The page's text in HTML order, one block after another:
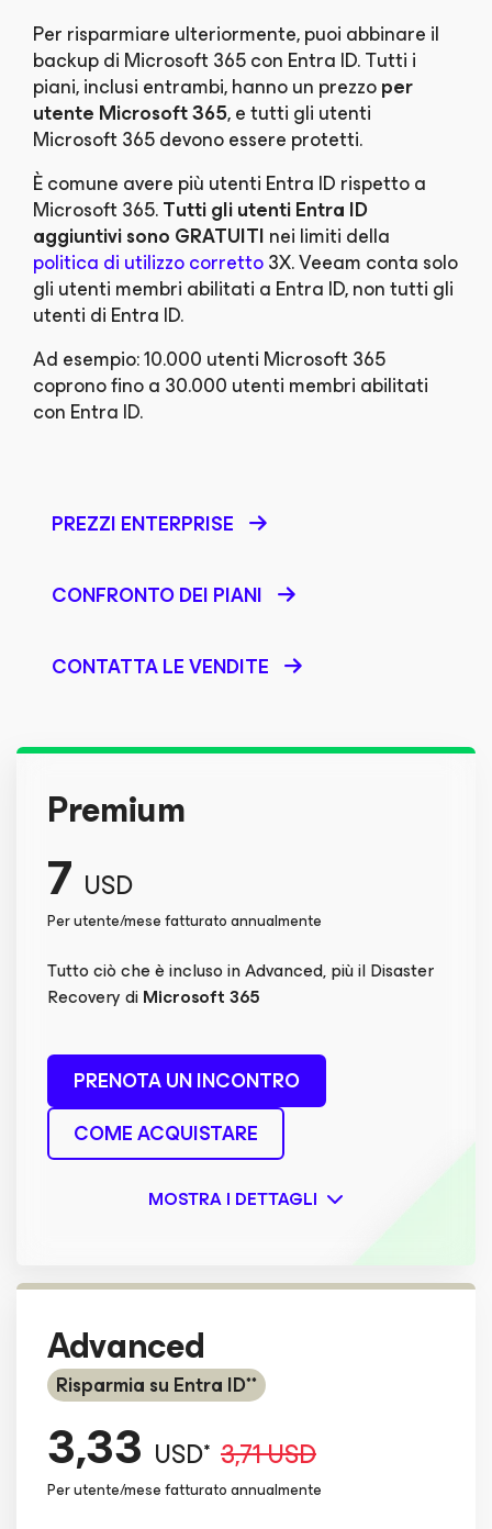
Per risparmiare ulteriormente, puoi abbinare il
backup di Microsoft 365 con Entra ID. Tutti i
piani, inclusi entrambi, hanno un prezzoper
utente Microsoft 365, e tutti gli utenti
Microsoft 365 devono essere protetti.​
È comune avere più utenti Entra ID rispetto a
Microsoft 365.Tutti gli utenti Entra ID
aggiuntivi sono GRATUITI nei limiti della
politica di utilizzo corretto3X. Veeam conta solo
gli utenti membri abilitati a Entra ID, non tutti gli
utenti di Entra ID.
Ad esempio: 10.000 utenti Microsoft 365
coprono fino a 30.000 utenti membri abilitati
con Entra ID.
PREZZI ENTERPRISE
CONFRONTO DEI PIANI
CONTATTA LE VENDITE
Premium
7 USD
Per utente/mese fatturato annualmente
Tutto ciò che è incluso in Advanced, più il Disaster
Recovery diMicrosoft 365
PRENOTA UN INCONTRO
COME ACQUISTARE
MOSTRA I DETTAGLI
Advanced
Risparmia su Entra ID**
3,33 USD* 3,71 USD
Per utente/mese fatturato annualmente